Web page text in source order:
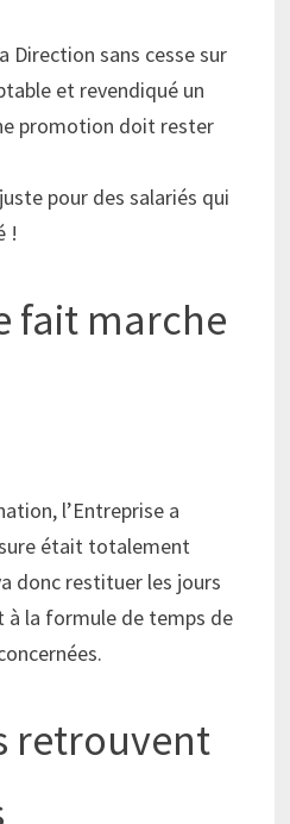
Direction sans cesse sur
et revendiqué un
promotion doit rester
pour des salariés qui
!
fait marche
l’Entreprise a
était totalement
donc restituer les jours
à la formule de temps de
retrouvent